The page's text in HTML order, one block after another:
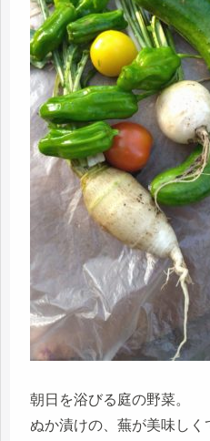
朝日を浴びる庭の野菜。
ぬか漬けの、蕪が美味し